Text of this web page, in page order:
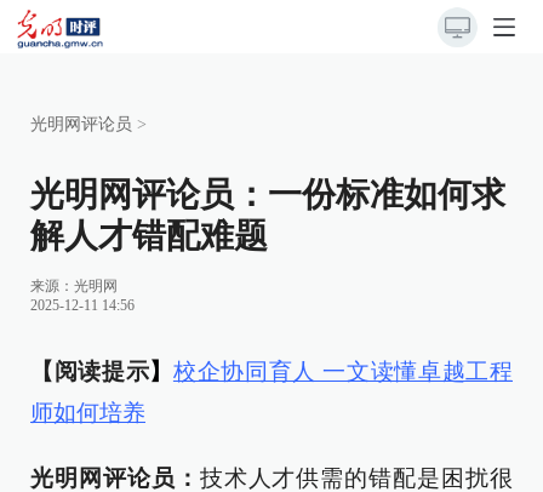
光明网评论员 >
光明网评论员：一份标准如何求
解人才错配难题
来源： 光明网
2025-12-11 14:56
【阅读提示】 校企协同育人 一文读懂卓越工程
师如何培养
光明网评论员： 技术人才供需的错配是困扰很